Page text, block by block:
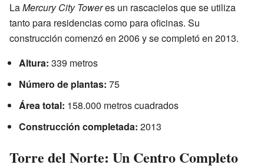
LaMercury City Toweres un rascacielos que se utiliza
tanto para residencias como para oficinas. Su
construcción comenzó en 2006 y se completó en 2013.
Altura: 339 metros
Número de plantas: 75
Área total: 158.000 metros cuadrados
Construcción completada: 2013
Torre del Norte: Un Centro Completo